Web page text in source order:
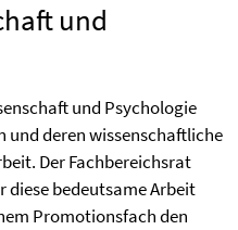
und
und Psychologie
und deren wissenschaftliche
Der Fachbereichsrat
diese bedeutsame Arbeit
Promotionsfach den